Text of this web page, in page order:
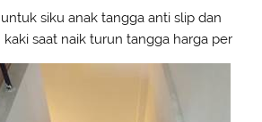
untuk siku anak tangga anti slip dan
saat naik turun tangga harga per